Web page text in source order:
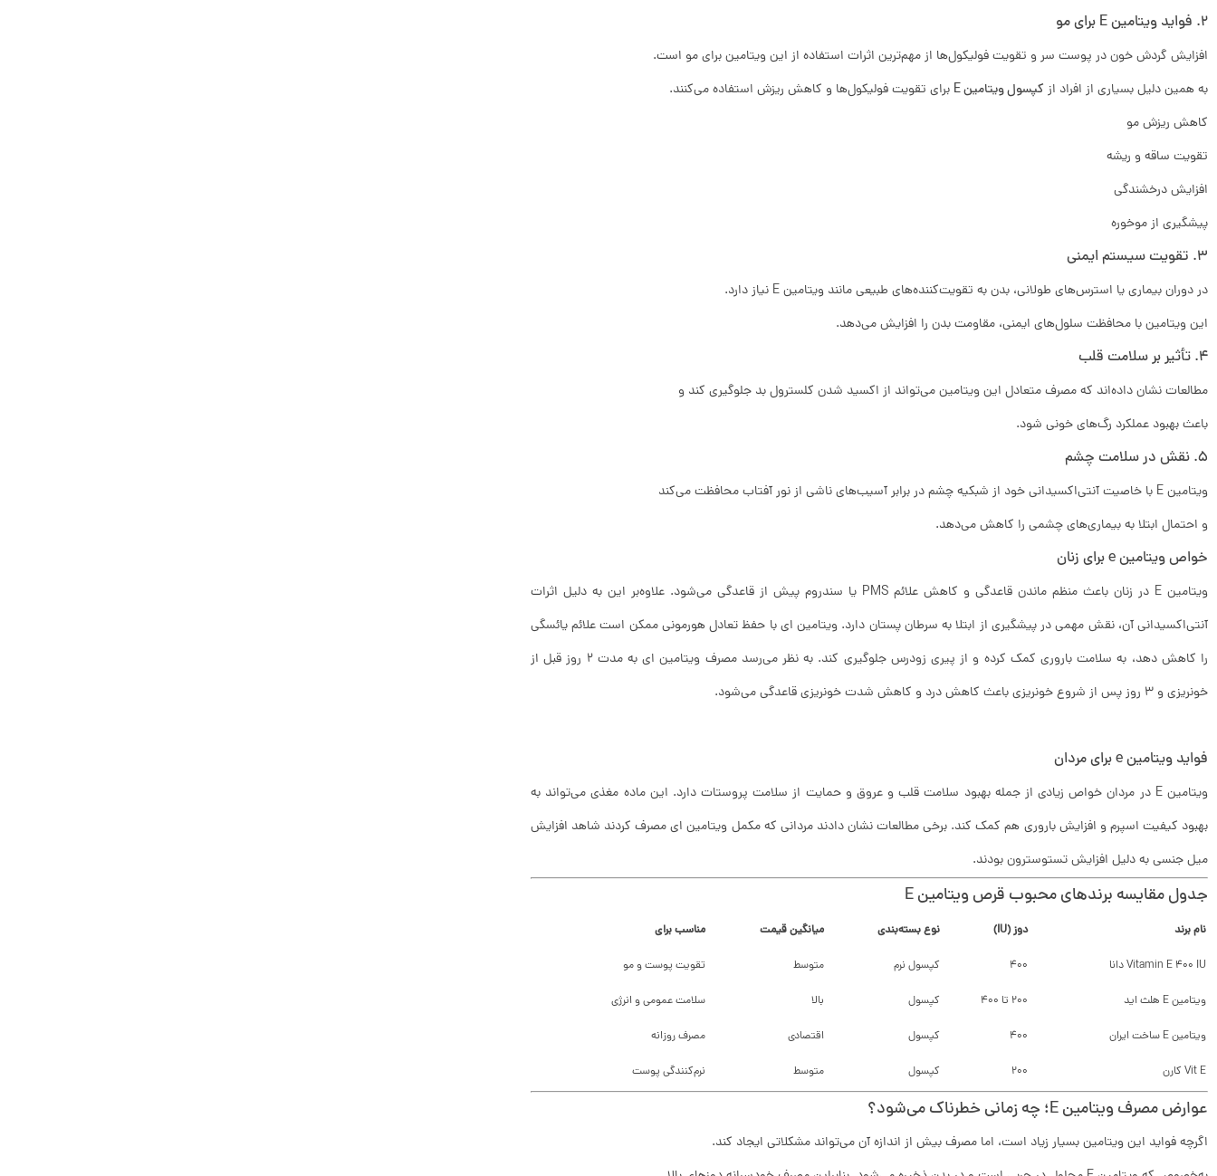
۲. فواید ویتامین E برای مو
افزایش گردش خون در پوست سر و تقویت فولیکول‌ها از مهم‌ترین اثرات استفاده از این ویتامین برای مو است.
به همین دلیل بسیاری از افراد از کپسول ویتامین E
برای تقویت فولیکول‌ها و کاهش ریزش استفاده می‌کنند.
کاهش ریزش مو
تقویت ساقه و ریشه
افزایش درخشندگی
پیشگیری از موخوره
۳. تقویت سیستم ایمنی
در دوران بیماری یا استرس‌های طولانی، بدن به تقویت‌کننده‌های طبیعی مانند ویتامین E نیاز دارد.
این ویتامین با محافظت سلول‌های ایمنی، مقاومت بدن را افزایش می‌دهد.
۴. تأثیر بر سلامت قلب
مطالعات نشان داده‌اند که مصرف متعادل این ویتامین می‌تواند از اکسید شدن کلسترول بد جلوگیری کند و
باعث بهبود عملکرد رگ‌های خونی شود.
۵. نقش در سلامت چشم
ویتامین E با خاصیت آنتی‌اکسیدانی خود از شبکیه چشم در برابر آسیب‌های ناشی از نور آفتاب محافظت می‌کند
و احتمال ابتلا به بیماری‌های چشمی را کاهش می‌دهد.
خواص ویتامین e برای زنان
ویتامین E در زنان باعث منظم‌ ماندن قاعدگی و کاهش علائم PMS یا سندروم پیش از قاعدگی می‌شود. علاوه‌بر این به دلیل اثرات
آنتی‌اکسیدانی آن، نقش مهمی در پیشگیری از ابتلا به سرطان پستان دارد. ویتامین ای با حفظ تعادل هورمونی ممکن است علائم یائسگی
را کاهش دهد، به سلامت باروری کمک کرده و از پیری زودرس جلوگیری کند. به نظر می‌رسد مصرف ویتامین ای به مدت ۲ روز قبل از
خونریزی و ۳ روز پس از شروع خونریزی باعث کاهش درد و کاهش شدت خونریزی قاعدگی می‌شود.
فواید ویتامین e برای مردان
ویتامین E در مردان خواص زیادی از جمله بهبود سلامت قلب و عروق و حمایت از سلامت پروستات دارد. این ماده مغذی می‌تواند به
بهبود کیفیت اسپرم و افزایش باروری هم کمک کند. برخی مطالعات نشان دادند مردانی که مکمل ویتامین ای مصرف کردند شاهد افزایش
میل جنسی به دلیل افزایش تستوسترون بودند.
جدول مقایسه برندهای محبوب قرص ویتامین E
نام برند دوز (IU) نوع بسته‌بندی میانگین قیمت مناسب برای
Vitamin E 400 IU دانا ۴۰۰ کپسول نرم متوسط تقویت پوست و مو
ویتامین E هلث اید ۲۰۰ تا ۴۰۰ کپسول بالا سلامت عمومی و انرژی
ویتامین E ساخت ایران ۴۰۰ کپسول اقتصادی مصرف روزانه
Vit E کارن ۲۰۰ کپسول متوسط نرم‌کنندگی پوست
عوارض مصرف ویتامین E؛ چه زمانی خطرناک می‌شود؟
اگرچه فواید این ویتامین بسیار زیاد است، اما مصرف بیش از اندازه آن می‌تواند مشکلاتی ایجاد کند.